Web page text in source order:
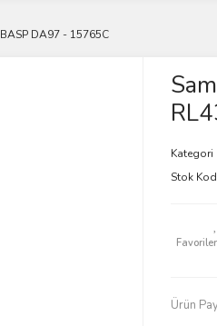
DA97 - 15765C
Kategori
Stok
Ürün